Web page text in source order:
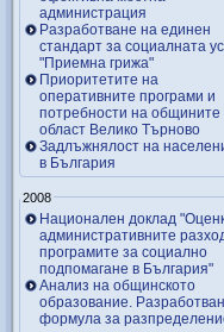
администрация
Разработване на единен
стандарт за социалната
"Приемна грижа"
Приоритетите на
оперативните програми и
потребности на общините
област Велико Търново
Задлъжнялост на
в България
2008
Национален доклад
административните
програмите за социално
подпомагане в България"
Анализ на общинското
образование.
формула за